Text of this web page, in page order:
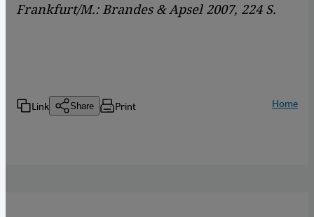
Frankfurt/M.: Brandes & Apsel 2007, 224 S.
Link Share Print Home